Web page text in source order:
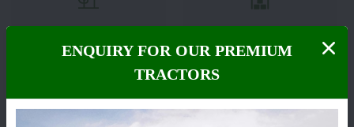
कीटनाशक
ENQUIRY FOR OUR PREMIUM
TRACTORS